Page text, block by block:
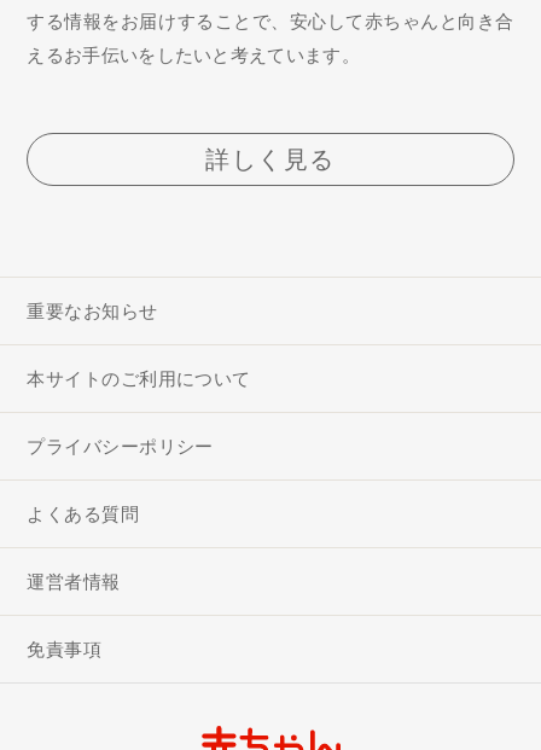
する情報をお届けすることで、安心して赤ちゃんと向き合
えるお手伝いをしたいと考えています。
詳しく見る
重要なお知らせ
本サイトのご利用について
プライバシーポリシー
よくある質問
運営者情報
免責事項